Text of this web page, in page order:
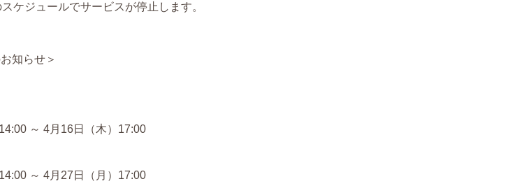
ケジュールでサービスが停止します。
知らせ＞
～ 4月16日（木）17:00
～ 4月27日（月）17:00